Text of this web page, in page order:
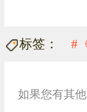
标签： #
如果您有其